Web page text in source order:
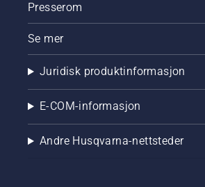
Presserom
Se mer
Juridisk produktinformasjon
E-COM-informasjon
Andre Husqvarna-nettsteder